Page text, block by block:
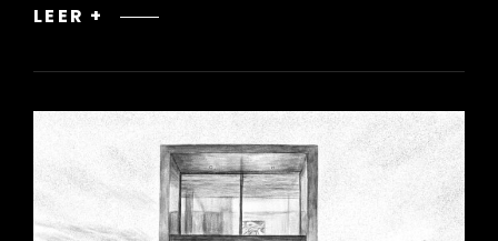
LEER +
PROYECTOS
DISEÑO
ENFOQUES
Y
CONSIDERACIONES